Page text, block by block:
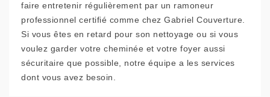
faire entretenir régulièrement par un ramoneur
professionnel certifié comme chez Gabriel Couverture.
Si vous êtes en retard pour son nettoyage ou si vous
voulez garder votre cheminée et votre foyer aussi
sécuritaire que possible, notre équipe a les services
dont vous avez besoin.